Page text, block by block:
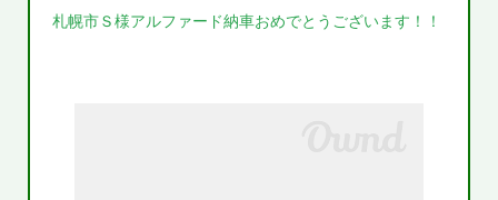
札幌市Ｓ様アルファード納車おめでとうございます！！